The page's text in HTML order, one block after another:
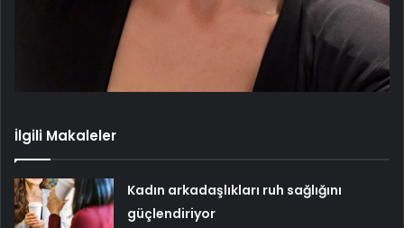
İlgili Makaleler
Kadın arkadaşlıkları ruh sağlığını
güçlendiriyor